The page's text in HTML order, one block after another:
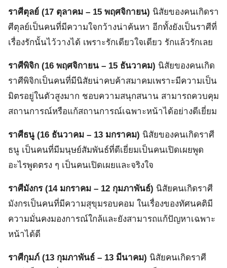
ราศีตุลย์ (17 ตุลาคม – 15 พฤศจิกายน) นิสัยของคนเกิดรา
ศีตุลย์เป็นคนที่มีความใจกว้างน่าค้นหา อีกทั้งยังเป็นราศีที่
เรื่องรักนั้นไว้วางได้ เพราะรักเดียวใจเดียว รักแล้วรักเลย
ราศีพิจิก (16 พฤศจิกายน – 15 ธันวาคม) นิสัยของคนเกิด
ราศีพิจิกเป็นคนที่มีนิสัยน่าคบค้าสมาคมเพราะมีความเป็น
มิตรอยู่ในตัวสูงมาก ชอบความสนุกสนาน สามารถควบคุม
สถานการณ์หรือแก้สถานการณ์เฉพาะหน้าได้อย่างดีเยี่ยม
ราศีธนู (16 ธันวาคม – 13 มกราคม) นิสัยของคนเกิดราศี
ธนู เป็นคนที่มีมนุษย์สัมพันธ์ที่ดีเยี่ยมเป็นคนเปิดเผยพูด
อะไรพูดตรง ๆ เป็นคนเปิดเผยและจริงใจ
ราศีมังกร (14 มกราคม – 12 กุมภาพันธ์) นิสัยคนเกิดราศี
มังกรเป็นคนที่มีความสุขุมรอบคอม ในเรื่องของทัศนคติมี
ความมั่นคงมองการณ์ใกล้และยังสามารถแก้ปัญหาเฉพาะ
หน้าได้ดี
ราศีกุมภ์ (13 กุมภาพันธ์ – 13 มีนาคม) นิสัยคนเกิดราศี